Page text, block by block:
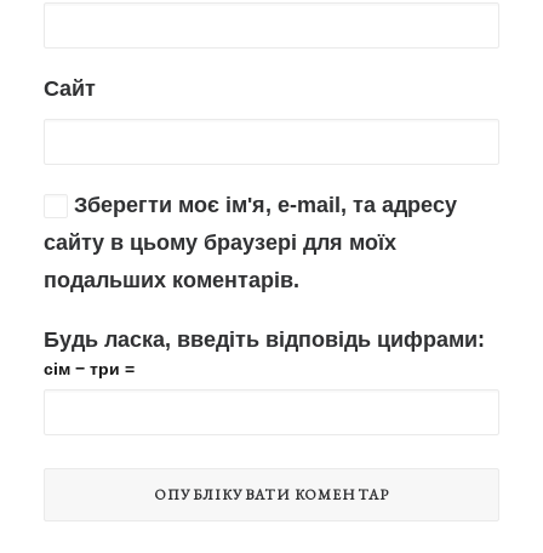
Сайт
Зберегти моє ім'я, e-mail, та адресу
сайту в цьому браузері для моїх
подальших коментарів.
Будь ласка, введіть відповідь цифрами:
сім − три =